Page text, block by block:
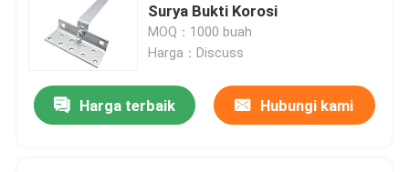
Surya Bukti Korosi
MOQ：1000 buah
Harga：Discuss
Harga terbaik Hubungi kami